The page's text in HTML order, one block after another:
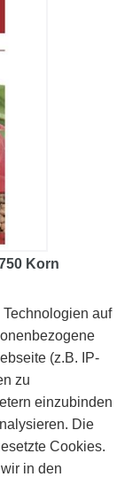
Korn
auf
(z.B. IP-
zu
einzubinden
Die
Cookies.
in den